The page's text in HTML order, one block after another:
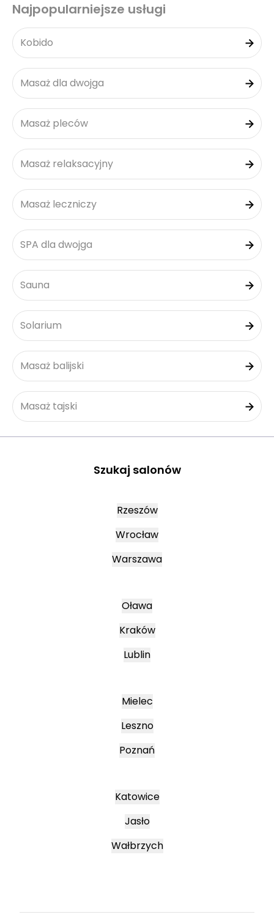
Najpopularniejsze usługi
Kobido
Masaż dla dwojga
Masaż pleców
Masaż relaksacyjny
Masaż leczniczy
SPA dla dwojga
Sauna
Solarium
Masaż balijski
Masaż tajski
Szukaj salonów
Rzeszów
Wrocław
Warszawa
Oława
Kraków
Lublin
Mielec
Leszno
Poznań
Katowice
Jasło
Wałbrzych